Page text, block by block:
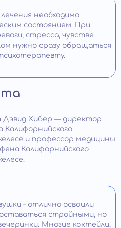
необходимо
состоянием. При
стресса, чувстве
нужно сразу обращаться
Дэвид Хибер — директор
Калифорнийского
и профессор медицины
Калифорнийского
– отлично освоили
стройными, но
Многие коктейли,